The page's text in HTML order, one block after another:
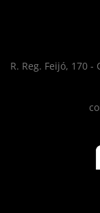
R. Reg. Feijó, 170